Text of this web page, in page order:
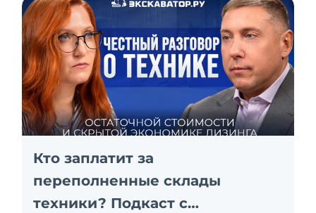
Кто заплатит за
переполненные склады
техники? Подкаст с